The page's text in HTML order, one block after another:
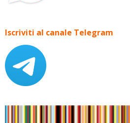
Iscriviti al canale Telegram